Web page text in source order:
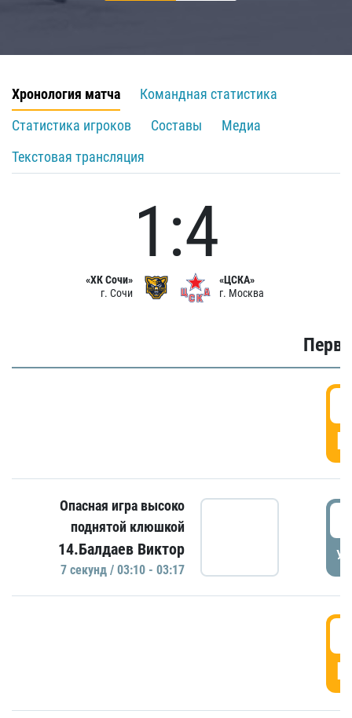
Хронология матча
Командная статистика
Статистика игроков
Составы
Медиа
Текстовая трансляция
«ХК Сочи»
г. Сочи
1:4
«ЦСКА»
г. Москва
Опасная игра высоко
поднятой клюшкой
14.Балдаев Виктор
7 секунд / 03:10 - 03:17